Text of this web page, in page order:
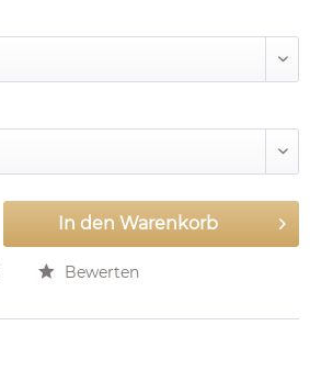
In den Warenkorb
Bewerten